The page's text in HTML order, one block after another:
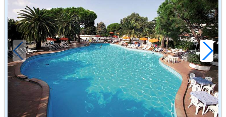
in offerta da
€45,00
a notte